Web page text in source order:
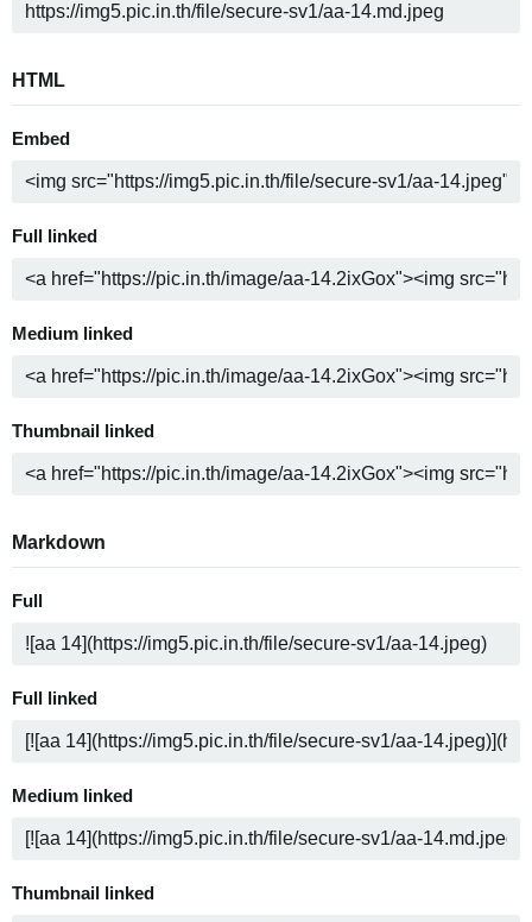
HTML
Embed
Full linked
Medium linked
Thumbnail linked
Markdown
Full
Full linked
Medium linked
Thumbnail linked